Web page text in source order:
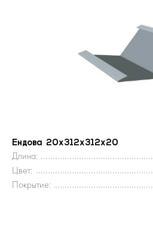
Ендова 20х312х312х20
Длина:
Цвет:
Покрытие: